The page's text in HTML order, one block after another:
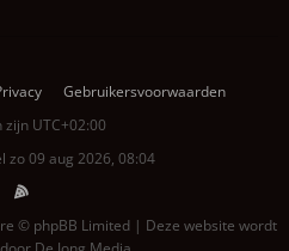
Gebruikersvoorwaarden
zijn UTC+02:00
zo 09 aug 2026, 08:04
© phpBB Limited | Deze website wordt